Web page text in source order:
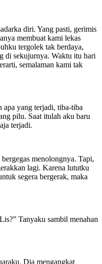
diri. Yang pasti, gerimis
membuat kami lekas
tergolek tak berdaya,
di sekujurnya. Waktu itu hari
semalaman kami tak
apa yang terjadi, tiba-tiba
pilu. Saat itulah aku baru
terjadi.
menolongnya. Tapi,
lagi. Karena lututku
segera bergerak, maka
Tanyaku sambil menahan
Dia mengangkat